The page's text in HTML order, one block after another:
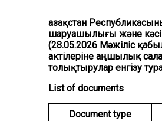
Қазақстан
шаруашылығы және
(28.05.2026 Мәжіліс
актілеріне аңшылық
толықтырулар енгізу
List of documents
Document type